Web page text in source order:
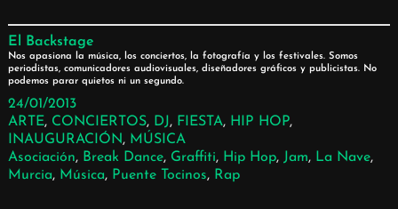
El Backstage
Nos apasiona la música, los conciertos, la fotografía y los festivales. Somos
periodistas, comunicadores audiovisuales, diseñadores gráficos y publicistas. No
podemos parar quietos ni un segundo.
24/01/2013
ARTE, CONCIERTOS, DJ, FIESTA, HIP HOP,
INAUGURACIÓN, MÚSICA
Asociación, Break Dance, Graffiti, Hip Hop, Jam, La Nave,
Murcia, Música, Puente Tocinos, Rap